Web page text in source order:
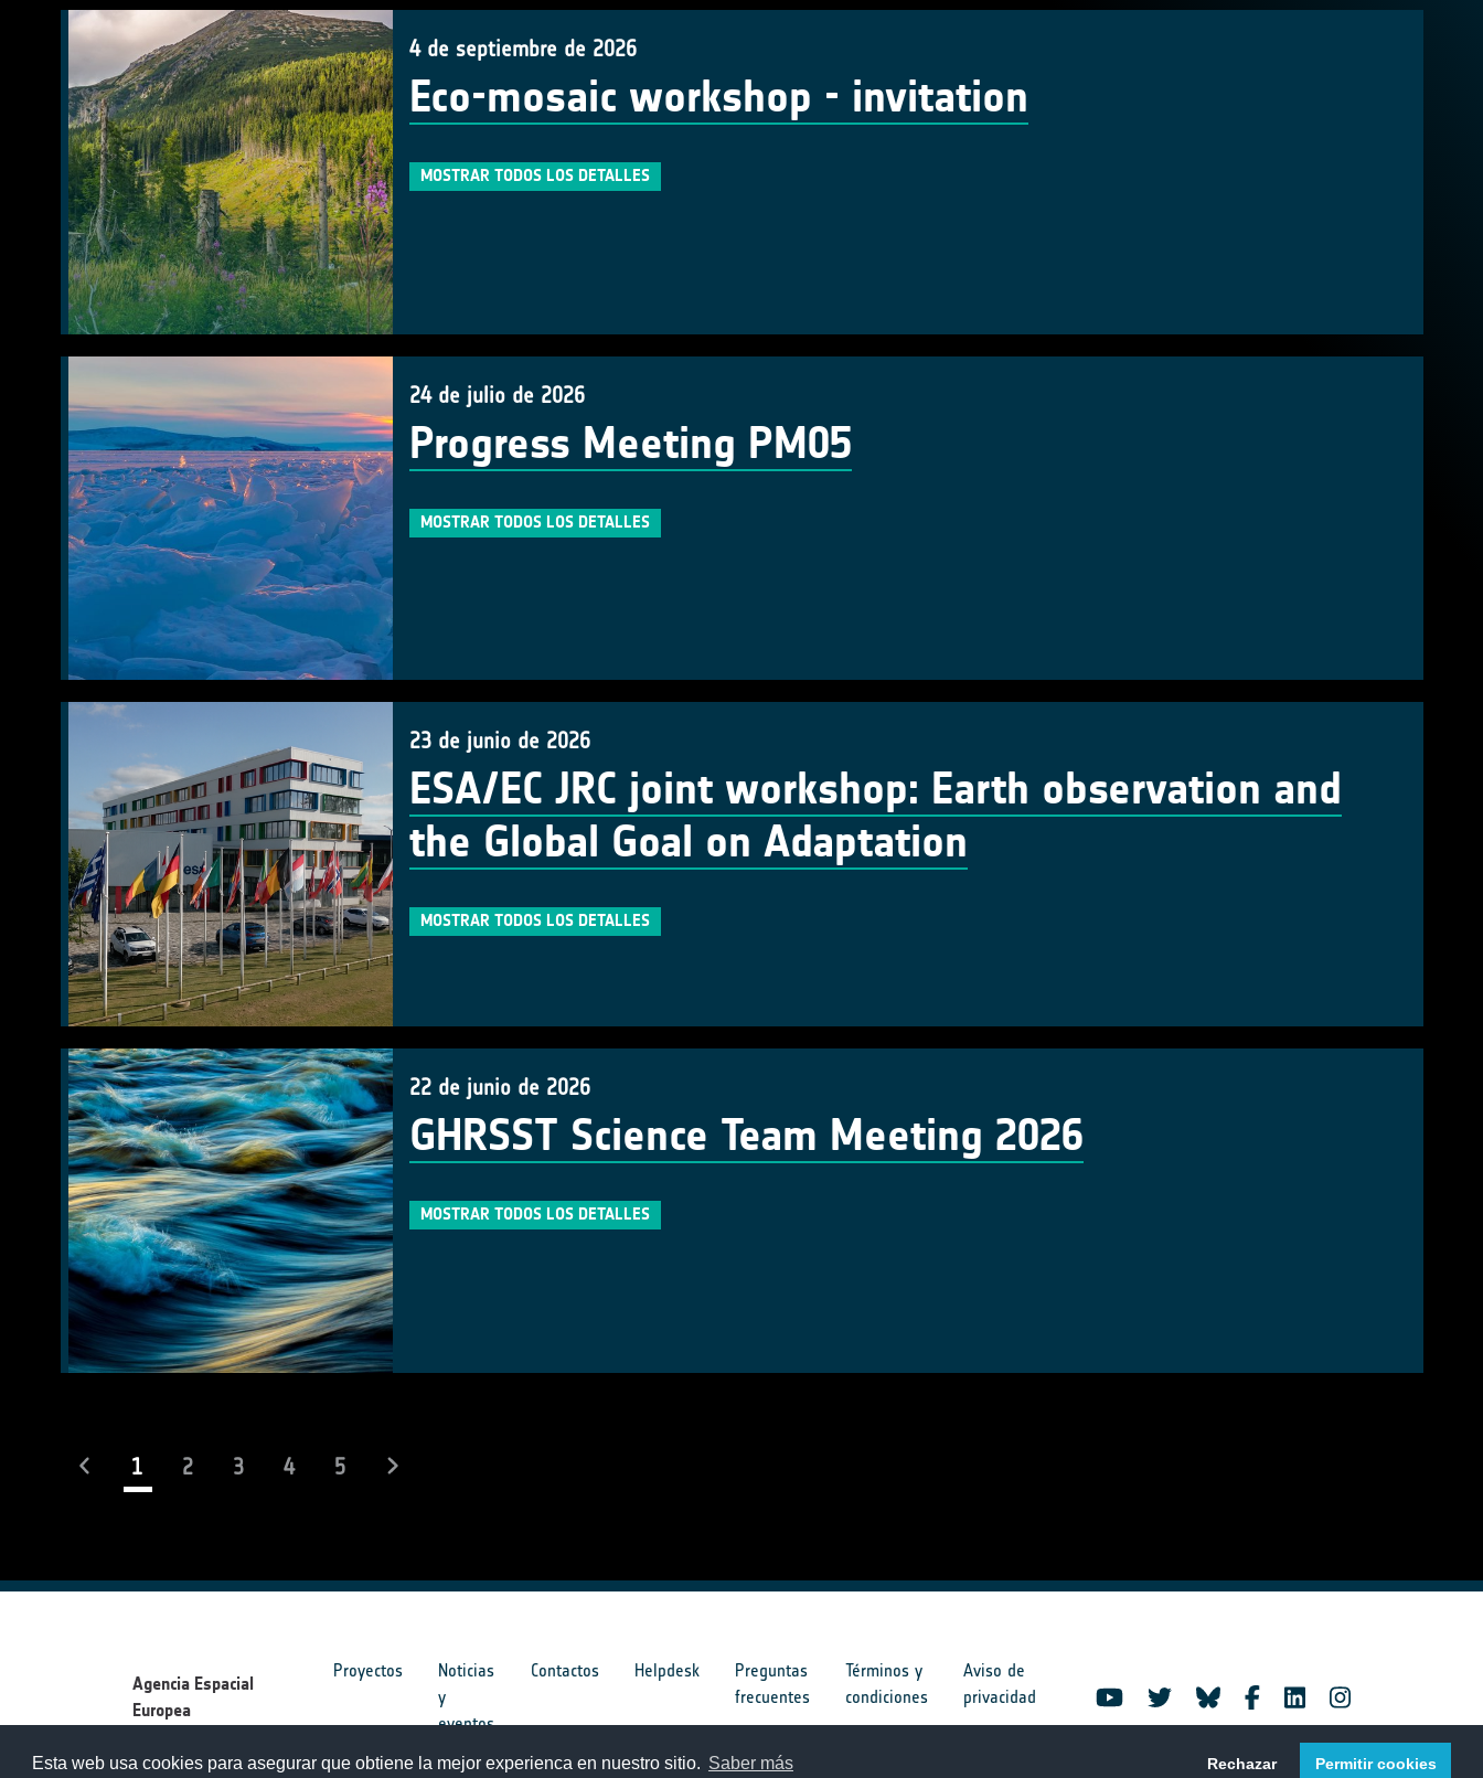
Esta web usa cookies para asegurar que obtiene la mejor experienca en nuestro sitio. Saber más Rechazar Permitir cookies
4 de septiembre de 2026
Eco-mosaic workshop - invitation
MOSTRAR TODOS LOS DETALLES
24 de julio de 2026
Progress Meeting PM05
MOSTRAR TODOS LOS DETALLES
23 de junio de 2026
ESA/EC JRC joint workshop: Earth observation and
the Global Goal on Adaptation
MOSTRAR TODOS LOS DETALLES
22 de junio de 2026
GHRSST Science Team Meeting 2026
MOSTRAR TODOS LOS DETALLES
1(current)
2 3 4 5
Agencia Espacial
Europea
Proyectos
Noticias
y
eventos
Contactos Helpdesk
Preguntas
frecuentes
Términos y
condiciones
Aviso de
privacidad